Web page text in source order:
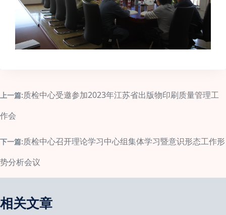
上一篇:质检中心受邀参加2023年江苏省出版物印刷质量管理工
作会
下一篇:质检中心召开理论学习中心组集体学习暨意识形态工作形
势分析会议
相关文章